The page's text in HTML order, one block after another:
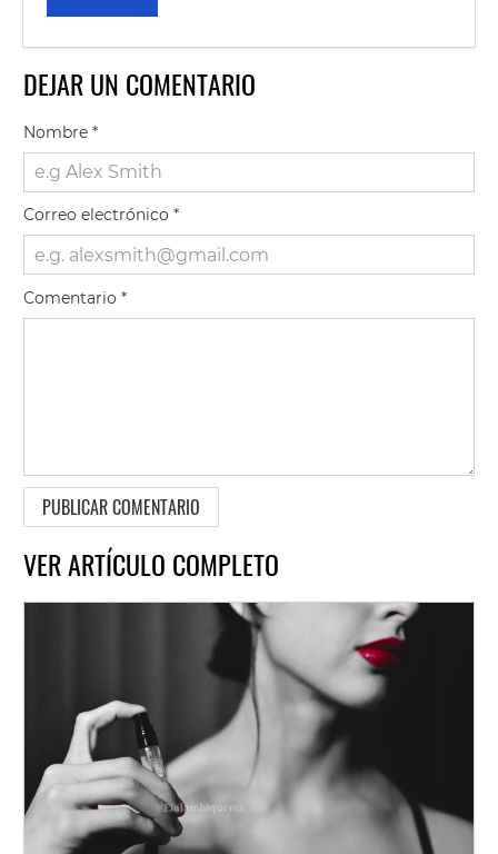
DEJAR UN COMENTARIO
Nombre*
Correo electrónico*
Comentario*
VER ARTÍCULO COMPLETO